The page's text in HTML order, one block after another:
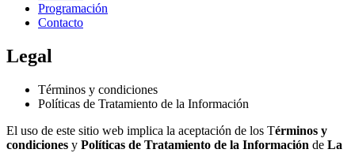
Programación
Contacto
Legal
Términos y condiciones
Políticas de Tratamiento de la Información
El uso de este sitio web implica la aceptación de los Términos y
condiciones y Políticas de Tratamiento de la Información de La